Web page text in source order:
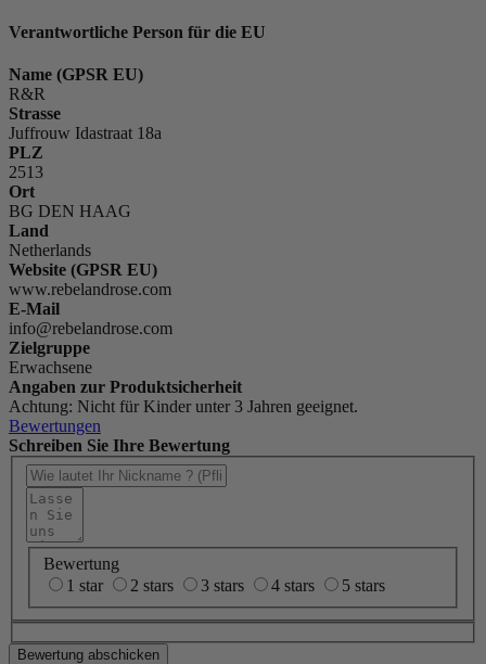
Verantwortliche Person für die EU
Name (GPSR EU)
R&R
Strasse
Juffrouw Idastraat 18a
PLZ
2513
Ort
BG DEN HAAG
Land
Netherlands
Website (GPSR EU)
www.rebelandrose.com
E-Mail
info@rebelandrose.com
Zielgruppe
Erwachsene
Angaben zur Produktsicherheit
Achtung: Nicht für Kinder unter 3 Jahren geeignet.
Bewertungen
Schreiben Sie Ihre Bewertung
Bewertung
1 star
2 stars 3 stars 4 stars 5 stars
Bewertung abschicken